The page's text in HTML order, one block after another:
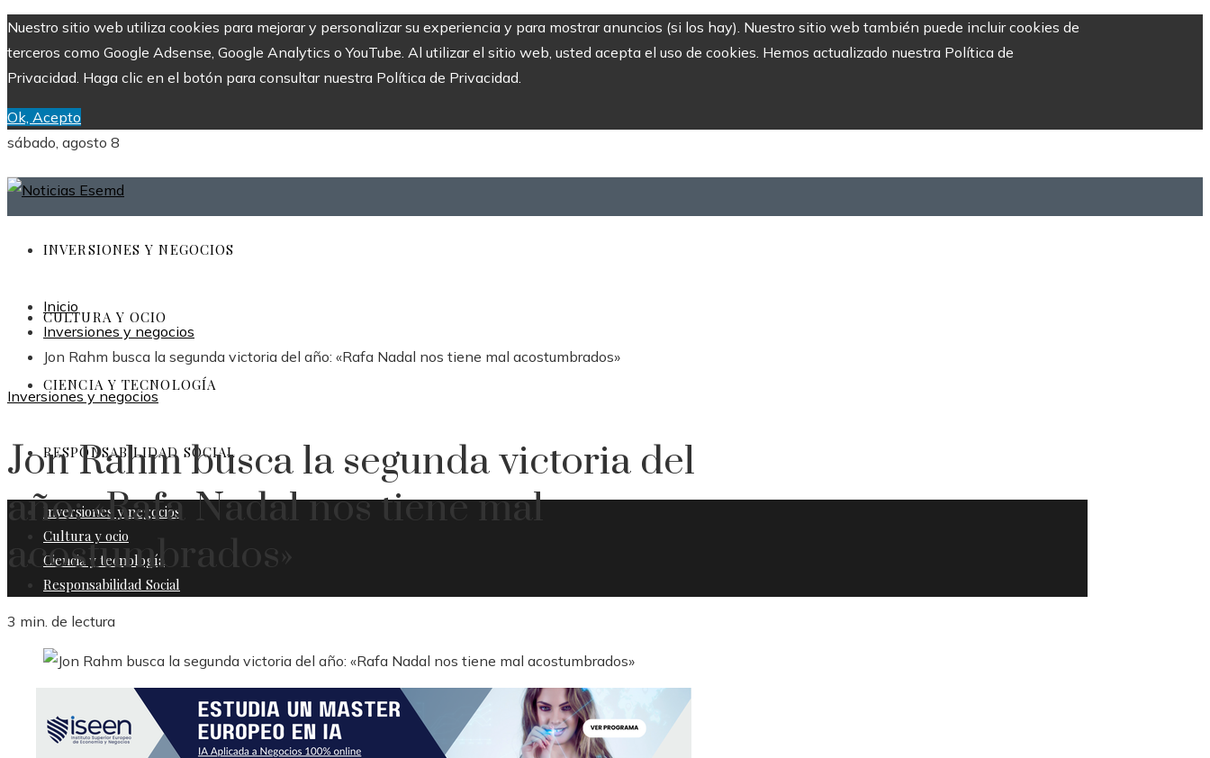
Nuestro sitio web utiliza cookies para mejorar y personalizar su experiencia y para mostrar anuncios (si los hay). Nuestro sitio web también puede incluir cookies de
terceros como Google Adsense, Google Analytics o YouTube. Al utilizar el sitio web, usted acepta el uso de cookies. Hemos actualizado nuestra Política de
Privacidad. Haga clic en el botón para consultar nuestra Política de Privacidad.
Ok, Acepto
sábado, agosto 8
INVERSIONES Y NEGOCIOS
CULTURA Y OCIO
CIENCIA Y TECNOLOGÍA
RESPONSABILIDAD SOCIAL
Inversiones y negocios
Cultura y ocio
Ciencia y tecnología
Responsabilidad Social
Inicio
Inversiones y negocios
Jon Rahm busca la segunda victoria del año: «Rafa Nadal nos tiene mal acostumbrados»
Inversiones y negocios
Jon Rahm busca la segunda victoria del
año: «Rafa Nadal nos tiene mal
acostumbrados»
3 min. de lectura